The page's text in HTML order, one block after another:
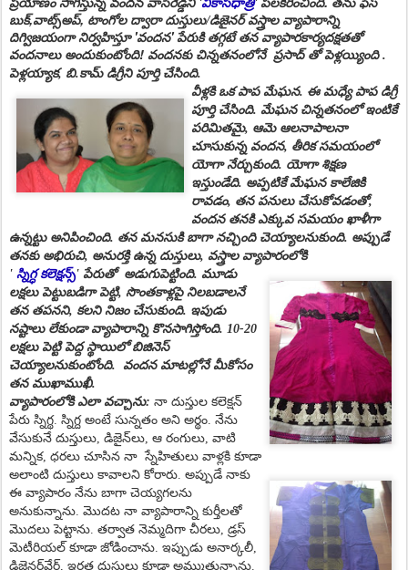
బుక్,వాట్స్అప్, టాంగోల ద్వారా దుస్తులు/డిజైన‌ర్ వ‌స్త్రాల వ్యాపారాన్ని
దిగ్విజయంగా నిర్వహిస్తూ 'వంద‌న' పేరుకి త‌గ్గ‌టే త‌న వ్యాపార‌కార్య‌ద‌క్ష‌త‌తో
వంద‌నాలు అందుకుంటోంది! వంద‌నకు చిన్నతనంలోనే ప్రసాద్ తో పెళ్లయ్యింది .
పెళ్ల‌య్యాక‌, బి.కామ్ డిగ్రీని పూర్తి చేసింది.
వీళ్ల‌కి ఒక పాప మేఘ‌న‌. ఈ మ‌ధ్యే పాప డిగ్రీ
పూర్తి చేసింది. మేఘ‌న‌ చిన్న‌త‌నంలో ఇంటికే
ప‌రిమిత‌మై, ఆమె ఆల‌నాపాల‌నా
చూసుకున్న వంద‌న, తీరిక స‌మ‌యంలో
యోగా నేర్చుకుంది. యోగా శిక్ష‌ణ
ఇస్తుండేది. అప్ప‌టికే మేఘ‌న కాలేజికి
రావ‌డం, త‌న ప‌నులు చేసుకోవ‌డంతో,
వంద‌న‌ త‌న‌కి ఎక్కువ స‌మ‌యం ఖాళీగా
ఉన్న‌ట్టు అనిపించింది. తన మనసుకి బాగా నచ్చింది చెయ్యాలనుకుంది. అప్పుడే
త‌న‌కు అభిరుచి, అనుర‌క్తి ఉన్న దుస్తులు, వస్త్రాల వ్యాపారంలోకి
' స్నిగ్ధ కలెక్షన్స్' పేరుతో అడుగుపెట్టింది. మూడు
లక్షలు పెట్టుబ‌డిగా పెట్టి, సొంత‌కాళ్ల‌పై నిల‌బ‌డాల‌నే
తన త‌ప‌న‌ని, క‌ల‌ని నిజం చేసుకుంది. ఇపుడు
న‌ష్టాలు లేకుండా వ్యాపారాన్ని కొన‌సాగిస్తోంది. 10-20
లక్షలు పెట్టి పెద్ద స్థాయిలో బిజినెస్
చెయ్యాలనుకుంటోంది. వందన మాటల్లోనే మీకోసం
తన ముఖాముఖీ.
వ్యాపారంలోకి ఎలా వచ్చాను: నా దుస్తుల క‌లెక్ష‌న్
పేరు స్నిగ్థ. స్నిగ్ద అంటే సున్న‌తం అని అర్థం. నేను
వేసుకునే దుస్తులు, డిజైన్‌లు, ఆ రంగులు, వాటి
మ‌న్నిక, ధరలు చూసిన నా స్నేహితులు వాళ్ల‌కి కూడా
అలాంటి దుస్తులు కావాల‌ని కోరారు. అప్పుడే నాకు
ఈ వ్యాపారం నేను బాగా చెయ్యగలను
అనుకున్నాను. మొదట నా వ్యాపారాన్ని కుర్తీల‌తో
మొద‌లు పెట్టాను. తర్వాత నెమ్మదిగా చీర‌లు, డ్ర‌స్
మెటీరియ‌ల్‌ కూడా జోడించాను. ఇప్పుడు అనార్క‌లీ,
డిజైన‌ర్‌వేర్‌, ఇర‌త దుస్తులు కూడా అమ్ముతున్నాను.